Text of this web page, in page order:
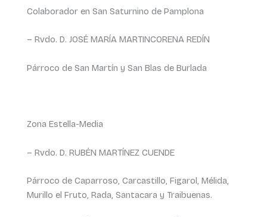
Colaborador en San Saturnino de Pamplona
– Rvdo. D. JOSÉ MARÍA MARTINCORENA REDÍN
Párroco de San Martín y San Blas de Burlada
Zona Estella-Media
– Rvdo. D. RUBÉN MARTÍNEZ CUENDE
Párroco de Caparroso, Carcastillo, Figarol, Mélida,
Murillo el Fruto, Rada, Santacara y Traibuenas.